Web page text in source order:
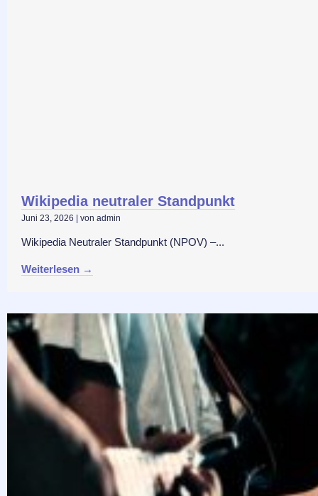
Wikipedia neutraler Standpunkt
Juni 23, 2026 | von admin
Wikipedia Neutraler Standpunkt (NPOV) –...
Weiterlesen →